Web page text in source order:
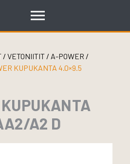
/ VETONIITIT / A-POWER /
KUPUKANTA 4.0×9.5
A2 D